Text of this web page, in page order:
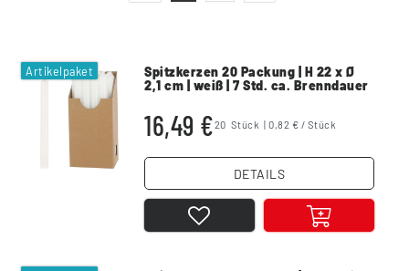
Artikelpaket
Spitzkerzen 20 Packung | H 22 x Ø
2,1 cm | weiß | 7 Std. ca. Brenndauer
16,49 €20 Stück | 0,82 € / Stück
DETAILS